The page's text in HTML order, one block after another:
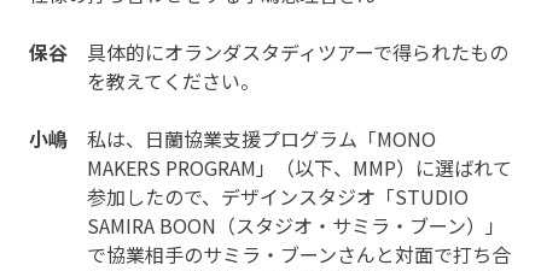
保谷 具体的にオランダスタディツアーで得られたもの
を教えてください。
小嶋 私は、日蘭協業支援プログラム「MONO
MAKERS PROGRAM」（以下、MMP）に選ばれて
参加したので、デザインスタジオ「STUDIO
SAMIRA BOON（スタジオ・サミラ・ブーン）」
で協業相手のサミラ・ブーンさんと対面で打ち合